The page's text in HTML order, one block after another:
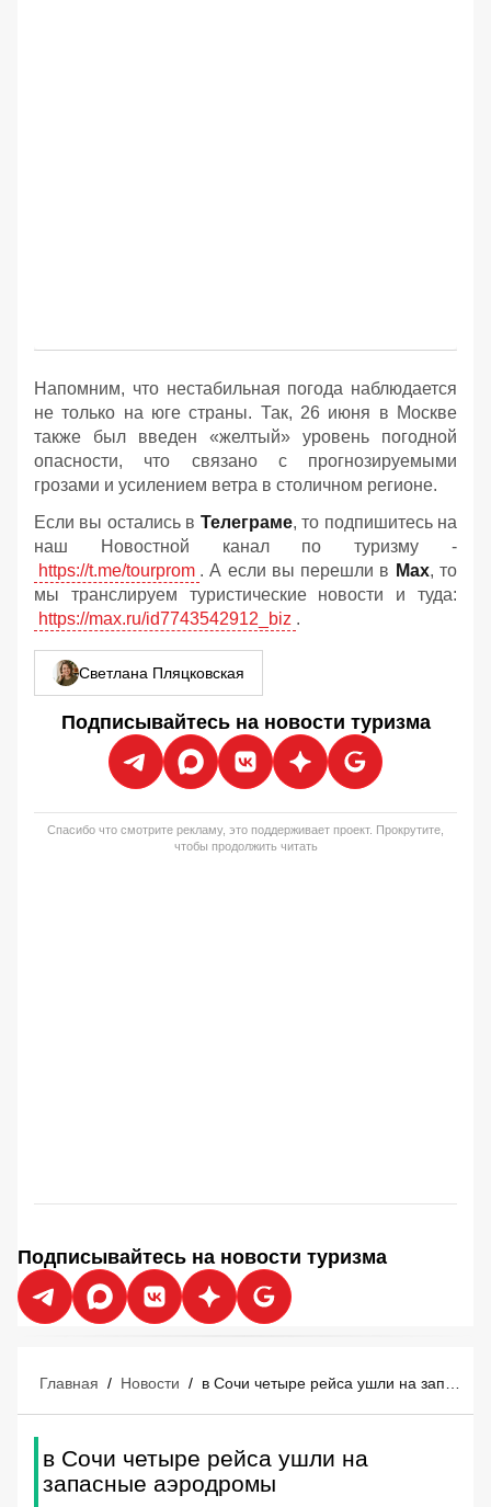
Напомним, что нестабильная погода наблюдается
не только на юге страны. Так, 26 июня в Москве
также был введен «желтый» уровень погодной
опасности, что связано с прогнозируемыми
грозами и усилением ветра в столичном регионе.
Если вы остались в Телеграме, то подпишитесь на
наш Новостной канал по туризму -
https://t.me/tourprom . А если вы перешли в Мах, то
мы транслируем туристические новости и туда:
https://max.ru/id7743542912_biz .
Светлана Пляцковская
Подписывайтесь на новости туризма
Спасибо что смотрите рекламу, это поддерживает проект. Прокрутите,
чтобы продолжить читать
Подписывайтесь на новости туризма
Главная / Новости /
в Сочи четыре рейса ушли на
запасные аэродромы